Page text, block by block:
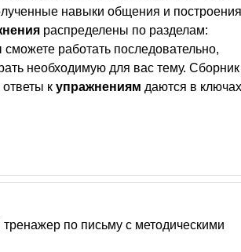
навыки общения и построения
распределены по разделам:
сможете работать последовательно,
необходимую для вас тему. Сборник
к упражнениям даются в
по письму с методическими